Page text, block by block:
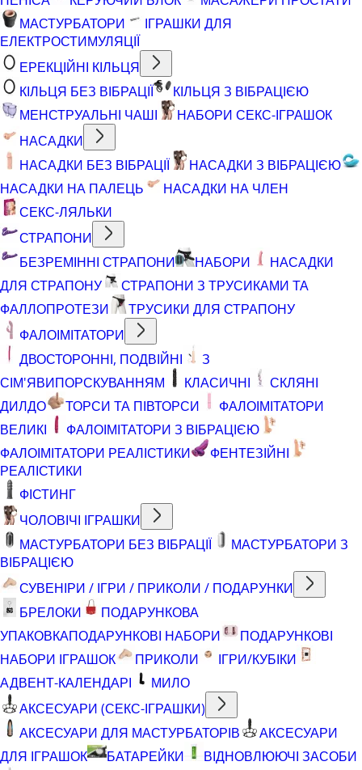
МАСТУРБАТОРИ
ІГРАШКИ ДЛЯ
ЕЛЕКТРОСТИМУЛЯЦІЇ
ЕРЕКЦІЙНІ КІЛЬЦЯ
КІЛЬЦЯ БЕЗ ВІБРАЦІЇ
КІЛЬЦЯ З ВІБРАЦІЄЮ
МЕНСТРУАЛЬНІ ЧАШІ
НАБОРИ СЕКС-ІГРАШОК
НАСАДКИ
НАСАДКИ БЕЗ ВІБРАЦІЇ
НАСАДКИ З ВІБРАЦІЄЮ
НАСАДКИ НА ПАЛЕЦЬ
НАСАДКИ НА ЧЛЕН
СЕКС-ЛЯЛЬКИ
СТРАПОНИ
БЕЗРЕМІННІ СТРАПОНИ
НАБОРИ
НАСАДКИ
ДЛЯ СТРАПОНУ
СТРАПОНИ З ТРУСИКАМИ ТА
ФАЛЛОПРОТЕЗИ
ТРУСИКИ ДЛЯ СТРАПОНУ
ФАЛОІМІТАТОРИ
ДВОСТОРОННІ, ПОДВІЙНІ
З
СІМ'ЯВИПОРСКУВАННЯМ
КЛАСИЧНІ
СКЛЯНІ
ДИЛДО
ТОРСИ ТА ПІВТОРСИ
ФАЛОІМІТАТОРИ
ВЕЛИКІ
ФАЛОІМІТАТОРИ З ВІБРАЦІЄЮ
ФАЛОІМІТАТОРИ РЕАЛІСТИКИ
ФЕНТЕЗІЙНІ
РЕАЛІСТИКИ
ФІСТИНГ
ЧОЛОВІЧІ ІГРАШКИ
МАСТУРБАТОРИ БЕЗ ВІБРАЦІЇ
МАСТУРБАТОРИ З
ВІБРАЦІЄЮ
СУВЕНІРИ / ІГРИ / ПРИКОЛИ / ПОДАРУНКИ
БРЕЛОКИ
ПОДАРУНКОВА
УПАКОВКАПОДАРУНКОВІ НАБОРИ
ПОДАРУНКОВІ
НАБОРИ ІГРАШОК
ПРИКОЛИ
ІГРИ/КУБІКИ
АДВЕНТ-КАЛЕНДАРІ
МИЛО
АКСЕСУАРИ (СЕКС-ІГРАШКИ)
АКСЕСУАРИ ДЛЯ МАСТУРБАТОРІВ
АКСЕСУАРИ
ДЛЯ ІГРАШОК
БАТАРЕЙКИ
ВІДНОВЛЮЮЧІ ЗАСОБИ